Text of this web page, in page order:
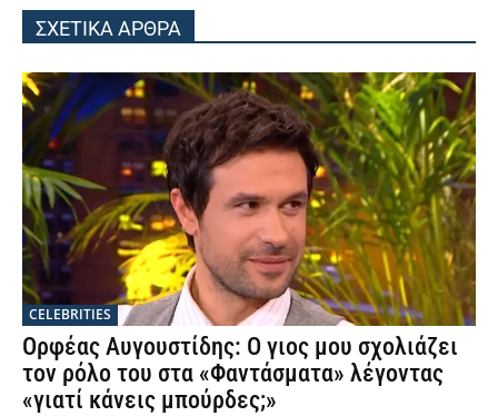
ΣΧΕΤΙΚΑ ΑΡΘΡΑ
CELEBRITIES
Ορφέας Αυγουστίδης: Ο γιος μου σχολιάζει
τον ρόλο του στα «Φαντάσματα» λέγοντας
«γιατί κάνεις μπούρδες;»